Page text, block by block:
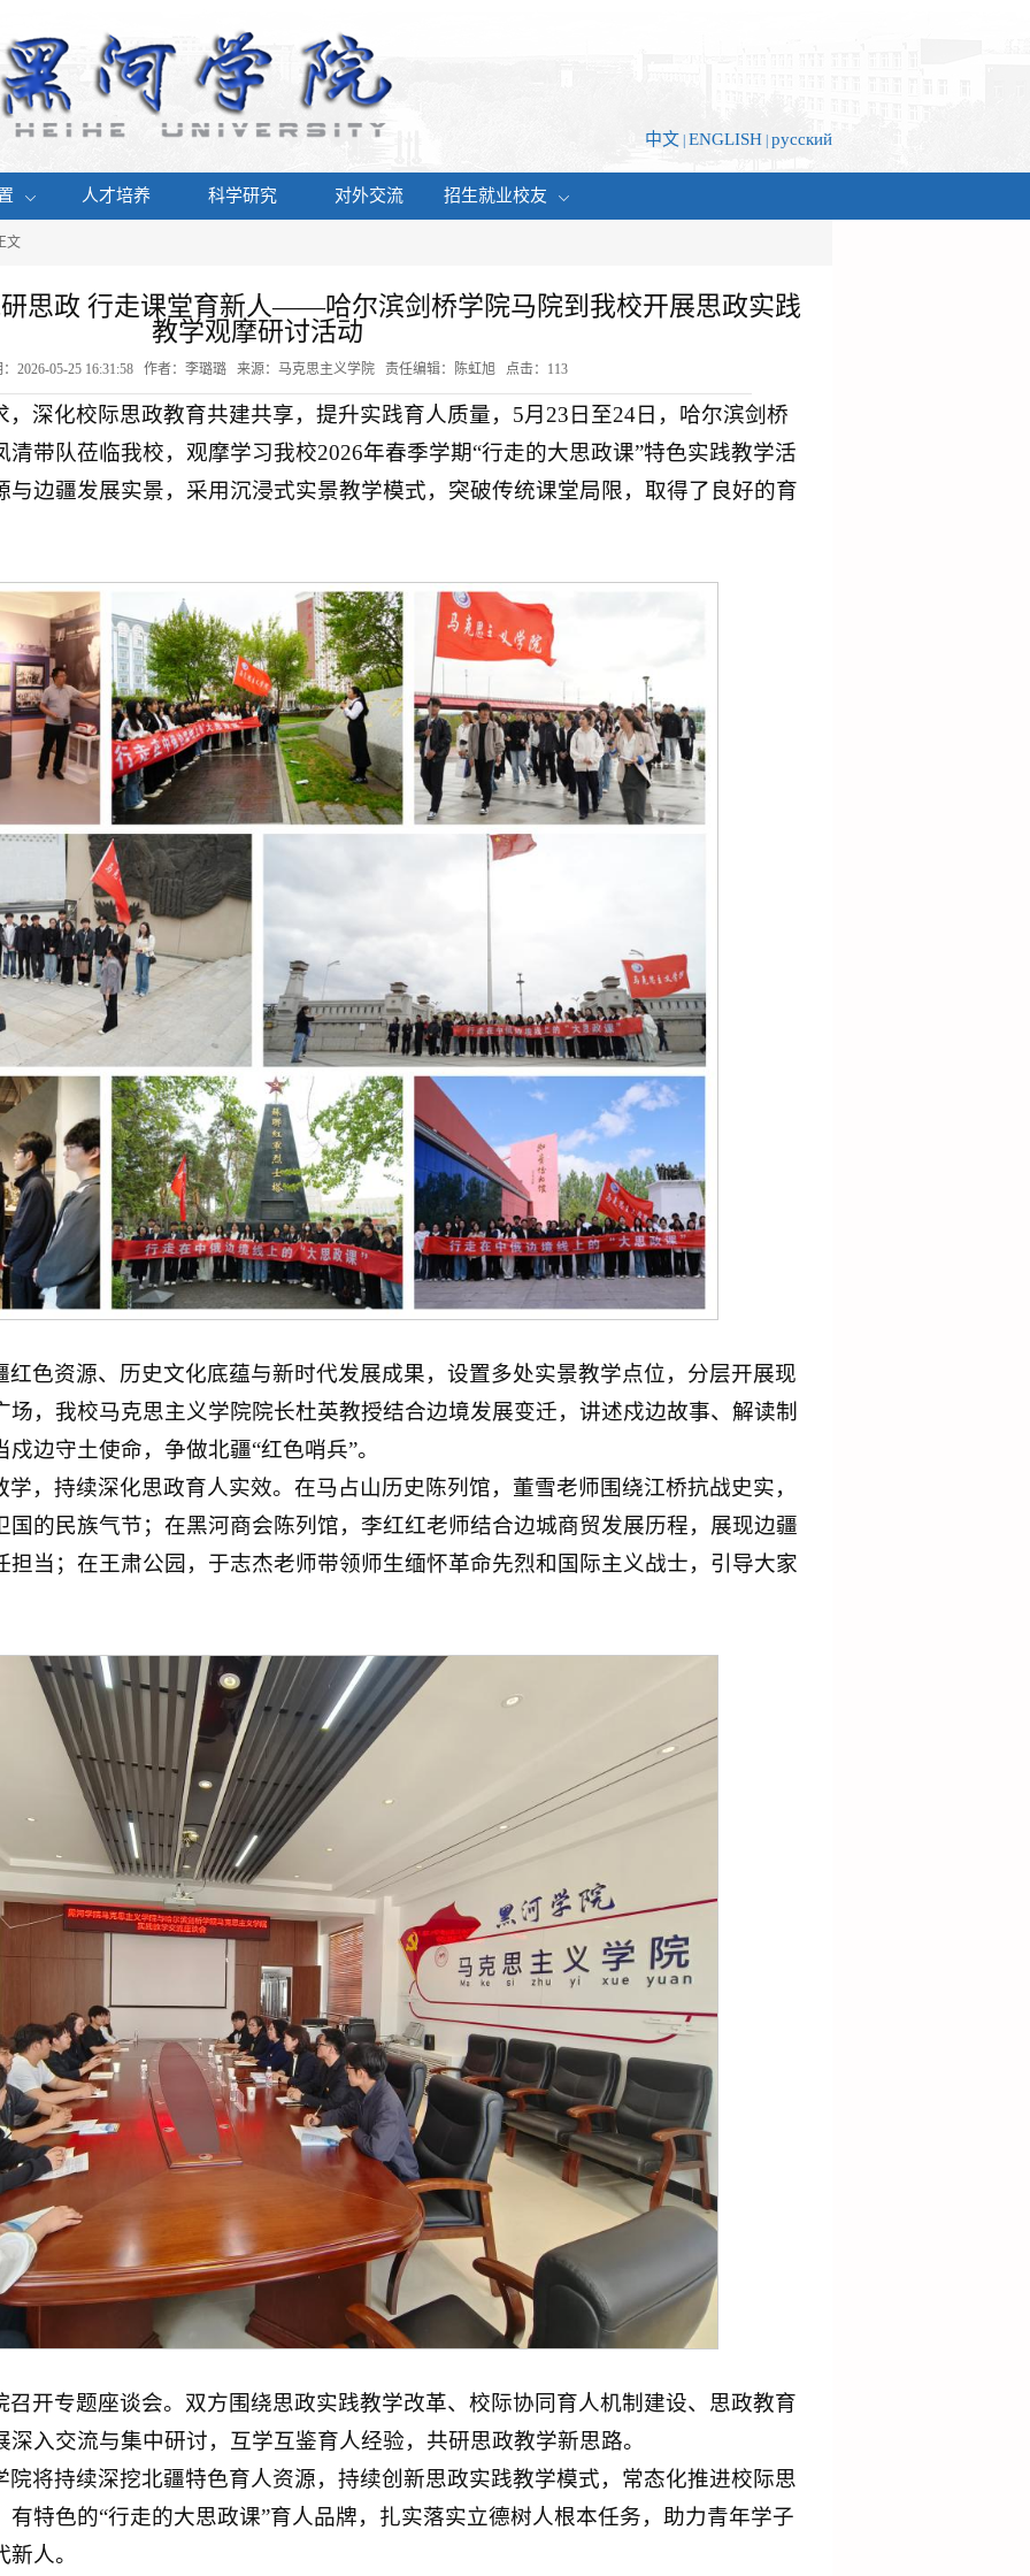
中文 ENGLISH русский
人才培养 科学研究 对外交流 招生就业校友
文
思政 行走课堂育新人——哈尔滨剑桥学院马院到我校开展思政实践
教学观摩研讨活动
2026-05-25 16:31:58 作者：李璐璐 来源：马克思主义学院 责任编辑：陈虹旭 点击： 113
深化校际思政教育共建共享，提升实践育人质量，5月23日至24日，哈尔滨剑桥
带队莅临我校，观摩学习我校2026年春季学期“行走的大思政课”特色实践教学活
边疆发展实景，采用沉浸式实景教学模式，突破传统课堂局限，取得了良好的育
红色资源、历史文化底蕴与新时代发展成果，设置多处实景教学点位，分层开展现
，我校马克思主义学院院长杜英教授结合边境发展变迁，讲述戍边故事、解读制
边守土使命，争做北疆“红色哨兵”。
，持续深化思政育人实效。在马占山历史陈列馆，董雪老师围绕江桥抗战史实，
的民族气节；在黑河商会陈列馆，李红红老师结合边城商贸发展历程，展现边疆
当；在王肃公园，于志杰老师带领师生缅怀革命先烈和国际主义战士，引导大家
召开专题座谈会。双方围绕思政实践教学改革、校际协同育人机制建设、思政教育
入交流与集中研讨，互学互鉴育人经验，共研思政教学新思路。
将持续深挖北疆特色育人资源，持续创新思政实践教学模式，常态化推进校际思
特色的“行走的大思政课”育人品牌，扎实落实立德树人根本任务，助力青年学子
人。